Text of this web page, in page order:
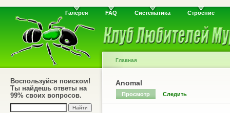
Галерея FAQ Систематика Строение
Воспользуйся поиском!
Ты найдешь ответы на
99% своих вопросов.
Главная
Anomal
Просмотр Следить